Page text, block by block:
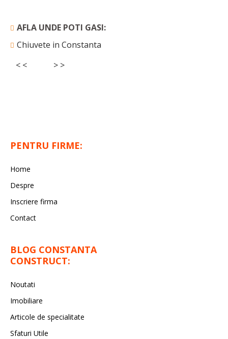
AFLA UNDE POTI GASI:
Chiuvete in Constanta
< <
> >
PENTRU FIRME:
Home
Despre
Inscriere firma
Contact
BLOG CONSTANTA
CONSTRUCT:
Noutati
Imobiliare
Articole de specialitate
Sfaturi Utile